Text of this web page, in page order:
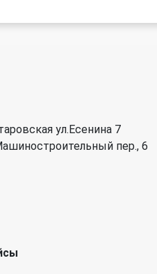
ул.Есенина 7
пер., 6